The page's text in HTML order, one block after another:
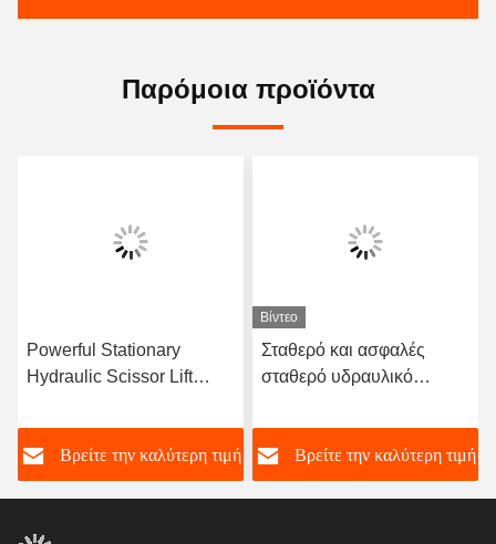
Παρόμοια προϊόντα
Powerful Stationary
Hydraulic Scissor Lift
Lifting of Heavy Goods
Βρείτε την καλύτερη τιμή
Βίντεο
Σταθερό και ασφαλές
σταθερό υδραυλικό
αποθήκη φορτίου πίνακα
ανελκυστήρα ψαλίδι
Βρείτε την καλύτερη τιμή